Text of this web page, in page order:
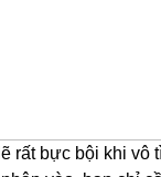
rất bực bội khi